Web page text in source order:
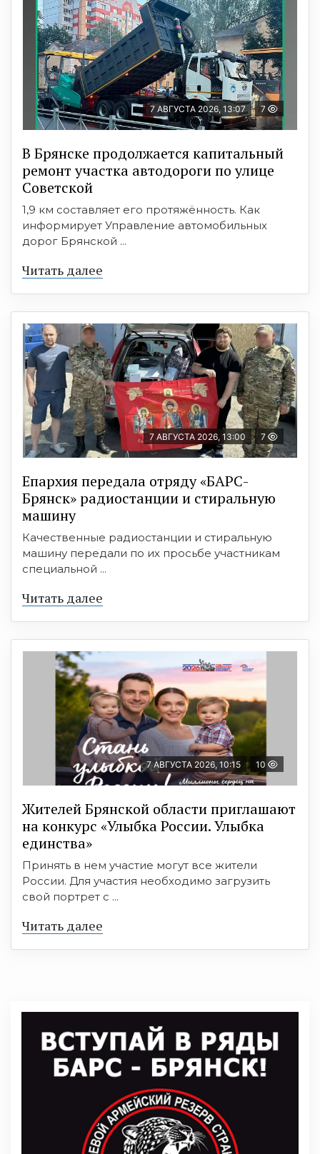
7 АВГУСТА 2026, 13:07 7
В Брянске продолжается капитальный
ремонт участка автодороги по улице
Советской
1,9 км составляет его протяжённость. Как
информирует Управление автомобильных
дорог Брянской ...
Читать далее
7 АВГУСТА 2026, 13:00 7
Епархия передала отряду «БАРС-
Брянск» радиостанции и стиральную
машину
Качественные радиостанции и стиральную
машину передали по их просьбе участникам
специальной ...
Читать далее
7 АВГУСТА 2026, 10:15 10
Жителей Брянской области приглашают
на конкурс «Улыбка России. Улыбка
единства»
Принять в нем участие могут все жители
России. Для участия необходимо загрузить
свой портрет с ...
Читать далее